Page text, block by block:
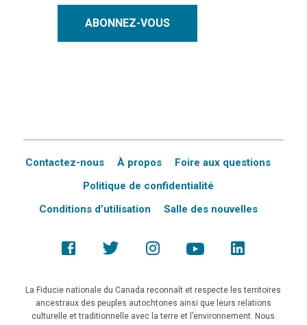
ABONNEZ-VOUS
Contactez-nous À propos
Foire aux questions
Politique de confidentialité
Conditions d’utilisation
Salle des nouvelles
La Fiducie nationale du Canada reconnaît et respecte les territoires
ancestraux des peuples autochtones ainsi que leurs relations
culturelle et traditionnelle avec la terre et l’environnement. Nous